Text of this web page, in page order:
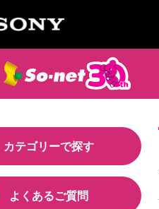
カテゴリーで探す
よくあるご質問